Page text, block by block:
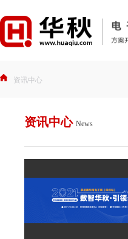
资讯中心
资讯中心 News